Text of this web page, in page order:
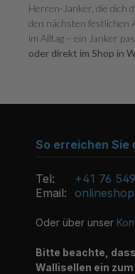
Herren-Janker, die dich
den nächsten festlichen
im Alltag – ein Janker
oder direkt im Shop in
So erreichen Sie
Tel:
+41 76
Email:
Oder über unser
Bitte beachte,
Wallisellen ein